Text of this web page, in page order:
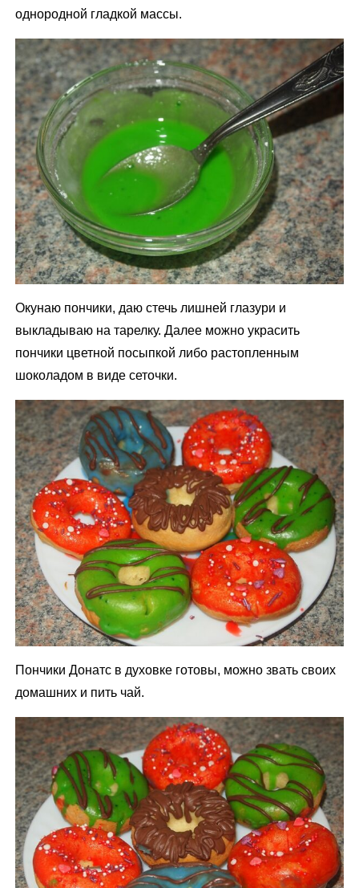
однородной гладкой массы.
Окунаю пончики, даю стечь лишней глазури и
выкладываю на тарелку. Далее можно украсить
пончики цветной посыпкой либо растопленным
шоколадом в виде сеточки.
Пончики Донатс в духовке готовы, можно звать своих
домашних и пить чай.